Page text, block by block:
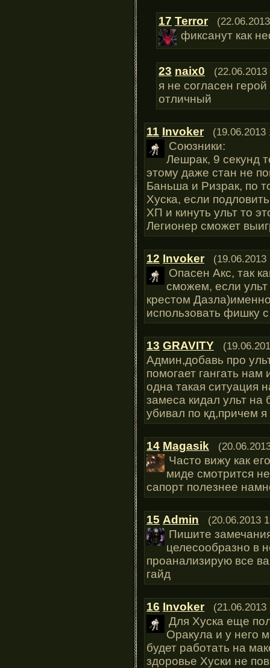
17 Terror
фиксанут как
23 naix0 (22.06.2013
я не согласен
отличный
11 Invoker (19.06.2013
Союзники:
Лешрак, 9 секунд
этому даже стан не
Баньша и Ризрак, по
Хуска, если
ХП и кинуть ульт то
Легионер сможет
12 Invoker (19.06.2013
Опасен Акс, так
сможем, если ульт
крестом
использовать фишку
13 GRAVITY
Админ,добавь про
помогает гангать
одна такая ситуация
замеса кидал ульт
убивал по кд,причем я
14 Magasik
Часто вижу как
миде смотрится
сапорт полезнее
15 Admin (20.06.2013
Пишите
целесообразно в
проанализирую все
гайд
16 Invoker (21.06.2013
Для Хуска еще
Оракула и у него
будет работать на
здоровье Хуски не